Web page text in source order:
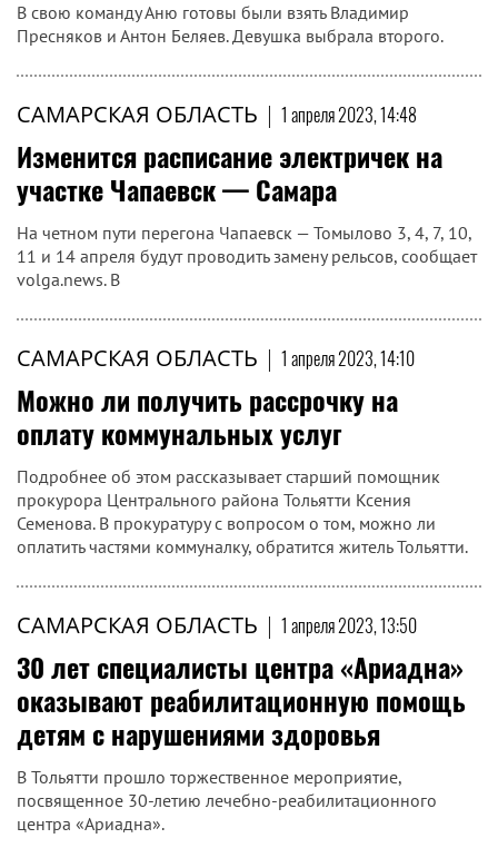
В свою команду Аню готовы были взять Владимир
Пресняков и Антон Беляев. Девушка выбрала второго.
САМАРСКАЯ ОБЛАСТЬ | 1 апреля 2023, 14:48
Изменится расписание электричек на
участке Чапаевск — Самара
На четном пути перегона Чапаевск — Томылово 3, 4, 7, 10,
11 и 14 апреля будут проводить замену рельсов, сообщает
volga.news. В
САМАРСКАЯ ОБЛАСТЬ | 1 апреля 2023, 14:10
Можно ли получить рассрочку на
оплату коммунальных услуг
Подробнее об этом рассказывает старший помощник
прокурора Центрального района Тольятти Ксения
Семенова. В прокуратуру с вопросом о том, можно ли
оплатить частями коммуналку, обратится житель Тольятти.
САМАРСКАЯ ОБЛАСТЬ | 1 апреля 2023, 13:50
30 лет специалисты центра «Ариадна»
оказывают реабилитационную помощь
детям с нарушениями здоровья
В Тольятти прошло торжественное мероприятие,
посвященное 30-летию лечебно-реабилитационного
центра «Ариадна».